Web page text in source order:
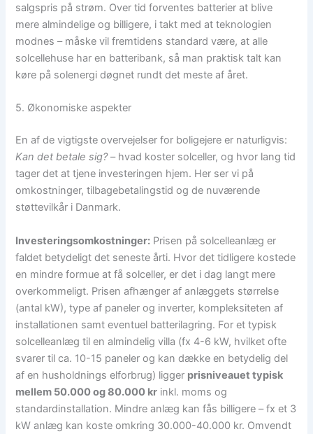
salgspris på strøm. Over tid forventes batterier at blive
mere almindelige og billigere, i takt med at teknologien
modnes – måske vil fremtidens standard være, at alle
solcellehuse har en batteribank, så man praktisk talt kan
køre på solenergi døgnet rundt det meste af året.
5. Økonomiske aspekter
En af de vigtigste overvejelser for boligejere er naturligvis:
Kan det betale sig?– hvad koster solceller, og hvor lang tid
tager det at tjene investeringen hjem. Her ser vi på
omkostninger, tilbagebetalingstid og de nuværende
støttevilkår i Danmark.
Investeringsomkostninger: Prisen på solcelleanlæg er
faldet betydeligt det seneste årti. Hvor det tidligere kostede
en mindre formue at få solceller, er det i dag langt mere
overkommeligt. Prisen afhænger af anlæggets størrelse
(antal kW), type af paneler og inverter, kompleksiteten af
installationen samt eventuel batterilagring. For et typisk
solcelleanlæg til en almindelig villa (fx 4-6 kW, hvilket ofte
svarer til ca. 10-15 paneler og kan dække en betydelig del
af en husholdnings elforbrug) ligger prisniveauet typisk
mellem 50.000 og 80.000 kr inkl. moms og
standardinstallation. Mindre anlæg kan fås billigere – fx et 3
kW anlæg kan koste omkring 30.000-40.000 kr. Omvendt